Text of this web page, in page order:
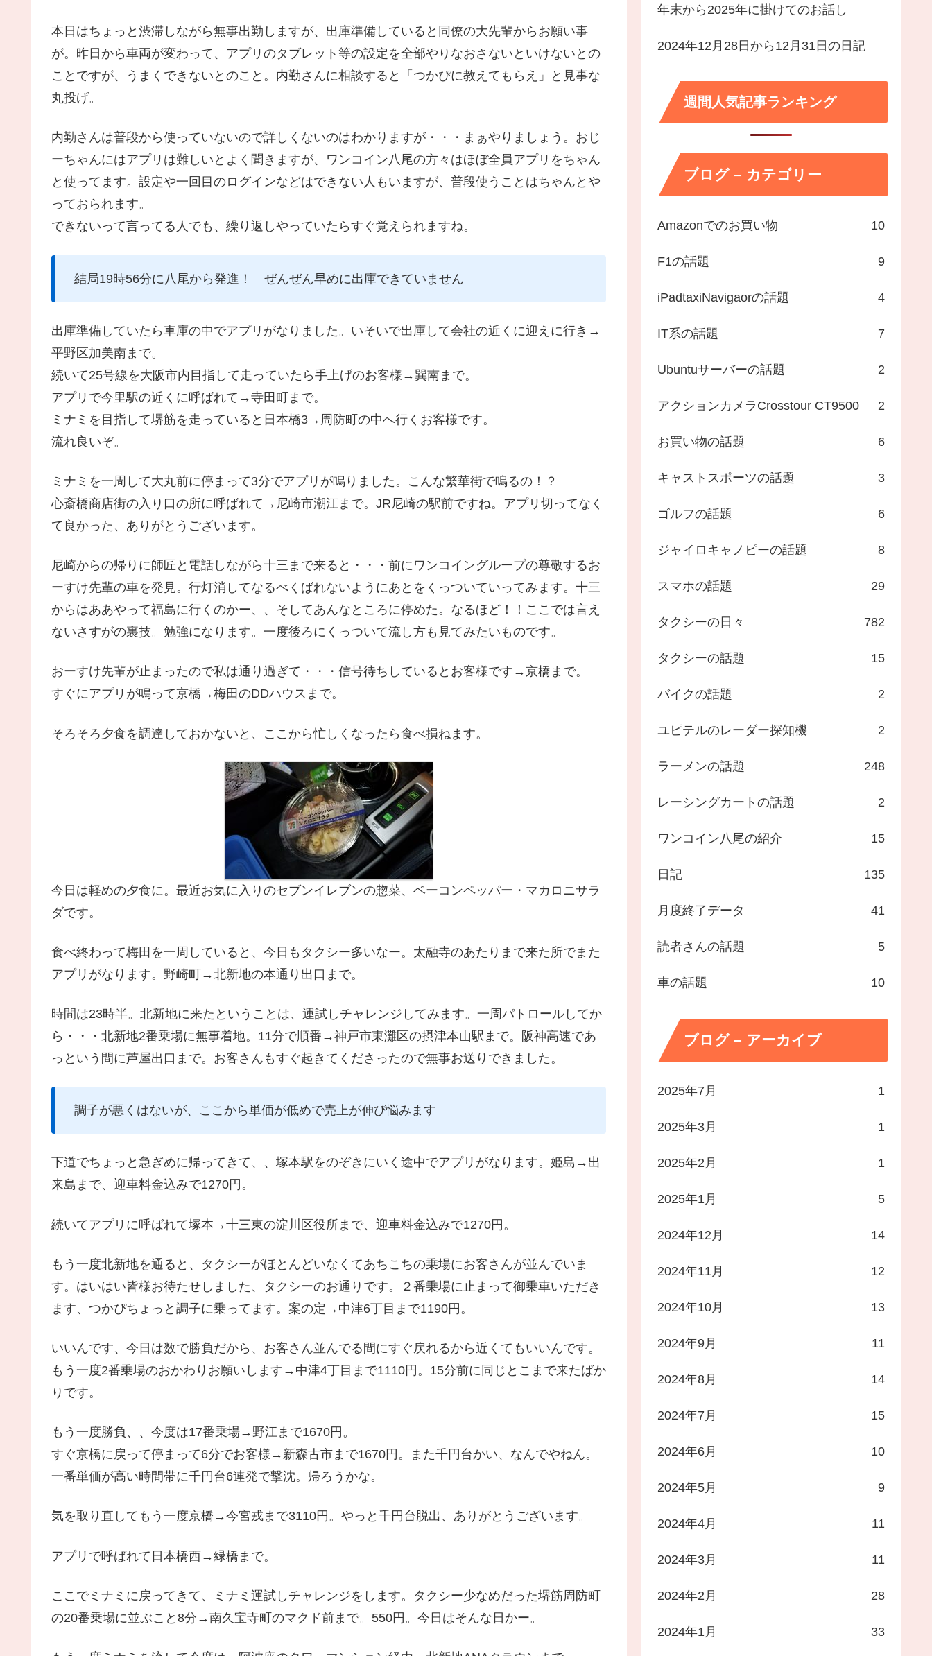
本日はちょっと渋滞しながら無事出勤しますが、出庫準備していると同僚の大先輩からお願い事
が。昨日から車両が変わって、アプリのタブレット等の設定を全部やりなおさないといけないとの
ことですが、うまくできないとのこと。内勤さんに相談すると「つかぴに教えてもらえ」と見事な
丸投げ。
内勤さんは普段から使っていないので詳しくないのはわかりますが・・・まぁやりましょう。おじ
ーちゃんにはアプリは難しいとよく聞きますが、ワンコイン八尾の方々はほぼ全員アプリをちゃん
と使ってます。設定や一回目のログインなどはできない人もいますが、普段使うことはちゃんとや
っておられます。
できないって言ってる人でも、繰り返しやっていたらすぐ覚えられますね。
結局19時56分に八尾から発進！ ぜんぜん早めに出庫できていません
出庫準備していたら車庫の中でアプリがなりました。いそいで出庫して会社の近くに迎えに行き→
平野区加美南まで。
続いて25号線を大阪市内目指して走っていたら手上げのお客様→巽南まで。
アプリで今里駅の近くに呼ばれて→寺田町まで。
ミナミを目指して堺筋を走っていると日本橋3→周防町の中へ行くお客様です。
流れ良いぞ。
ミナミを一周して大丸前に停まって3分でアプリが鳴りました。こんな繁華街で鳴るの！？
心斎橋商店街の入り口の所に呼ばれて→尼崎市潮江まで。JR尼崎の駅前ですね。アプリ切ってなく
て良かった、ありがとうございます。
尼崎からの帰りに師匠と電話しながら十三まで来ると・・・前にワンコイングループの尊敬するお
ーすけ先輩の車を発見。行灯消してなるべくばれないようにあとをくっついていってみます。十三
からはああやって福島に行くのかー、、そしてあんなところに停めた。なるほど！！ここでは言え
ないさすがの裏技。勉強になります。一度後ろにくっついて流し方も見てみたいものです。
おーすけ先輩が止まったので私は通り過ぎて・・・信号待ちしているとお客様です→京橋まで。
すぐにアプリが鳴って京橋→梅田のDDハウスまで。
そろそろ夕食を調達しておかないと、ここから忙しくなったら食べ損ねます。
今日は軽めの夕食に。最近お気に入りのセブンイレブンの惣菜、ベーコンペッパー・マカロニサラ
ダです。
食べ終わって梅田を一周していると、今日もタクシー多いなー。太融寺のあたりまで来た所でまた
アプリがなります。野崎町→北新地の本通り出口まで。
時間は23時半。北新地に来たということは、運試しチャレンジしてみます。一周パトロールしてか
ら・・・北新地2番乗場に無事着地。11分で順番→神戸市東灘区の摂津本山駅まで。阪神高速であ
っという間に芦屋出口まで。お客さんもすぐ起きてくださったので無事お送りできました。
調子が悪くはないが、ここから単価が低めで売上が伸び悩みます
下道でちょっと急ぎめに帰ってきて、、塚本駅をのぞきにいく途中でアプリがなります。姫島→出
来島まで、迎車料金込みで1270円。
続いてアプリに呼ばれて塚本→十三東の淀川区役所まで、迎車料金込みで1270円。
もう一度北新地を通ると、タクシーがほとんどいなくてあちこちの乗場にお客さんが並んでいま
す。はいはい皆様お待たせしました、タクシーのお通りです。２番乗場に止まって御乗車いただき
ます、つかぴちょっと調子に乗ってます。案の定→中津6丁目まで1190円。
いいんです、今日は数で勝負だから、お客さん並んでる間にすぐ戻れるから近くてもいいんです。
もう一度2番乗場のおかわりお願いします→中津4丁目まで1110円。15分前に同じとこまで来たばか
りです。
もう一度勝負、、今度は17番乗場→野江まで1670円。
すぐ京橋に戻って停まって6分でお客様→新森古市まで1670円。また千円台かい、なんでやねん。
一番単価が高い時間帯に千円台6連発で撃沈。帰ろうかな。
気を取り直してもう一度京橋→今宮戎まで3110円。やっと千円台脱出、ありがとうございます。
アプリで呼ばれて日本橋西→緑橋まで。
ここでミナミに戻ってきて、ミナミ運試しチャレンジをします。タクシー少なめだった堺筋周防町
の20番乗場に並ぶこと8分→南久宝寺町のマクド前まで。550円。今日はそんな日かー。
年末から2025年に掛けてのお話し
2024年12月28日から12月31日の日記
週間人気記事ランキング
ブログ – カテゴリー
Amazonでのお買い物 10
F1の話題 9
iPadtaxiNavigaorの話題 4
IT系の話題 7
Ubuntuサーバーの話題 2
アクションカメラCrosstour CT9500 2
お買い物の話題 6
キャストスポーツの話題 3
ゴルフの話題 6
ジャイロキャノピーの話題 8
スマホの話題 29
タクシーの日々 782
タクシーの話題 15
バイクの話題 2
ユピテルのレーダー探知機 2
ラーメンの話題 248
レーシングカートの話題 2
ワンコイン八尾の紹介 15
日記 135
月度終了データ 41
読者さんの話題 5
車の話題 10
ブログ – アーカイブ
2025年7月 1
2025年3月 1
2025年2月 1
2025年1月 5
2024年12月 14
2024年11月 12
2024年10月 13
2024年9月 11
2024年8月 14
2024年7月 15
2024年6月 10
2024年5月 9
2024年4月 11
2024年3月 11
2024年2月 28
2024年1月 33